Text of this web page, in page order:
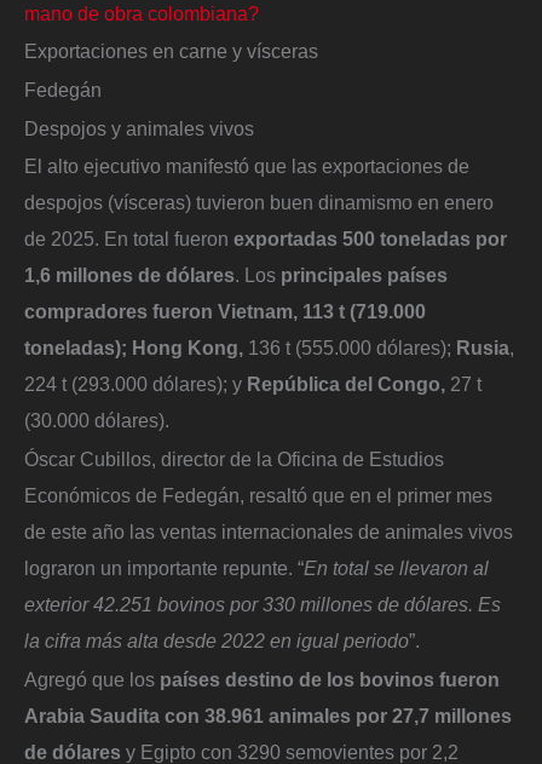
mano de obra colombiana?
Exportaciones en carne y vísceras
Fedegán
Despojos y animales vivos
El alto ejecutivo manifestó que las exportaciones de
despojos (vísceras) tuvieron buen dinamismo en enero
de 2025. En total fueron exportadas 500 toneladas por
1,6 millones de dólares. Los principales países
compradores fueron Vietnam, 113 t (719.000
toneladas); Hong Kong, 136 t (555.000 dólares); Rusia,
224 t (293.000 dólares); y República del Congo, 27 t
(30.000 dólares).
Óscar Cubillos, director de la Oficina de Estudios
Económicos de Fedegán, resaltó que en el primer mes
de este año las ventas internacionales de animales vivos
lograron un importante repunte. “En total se llevaron al
exterior 42.251 bovinos por 330 millones de dólares. Es
la cifra más alta desde 2022 en igual periodo”.
Agregó que los países destino de los bovinos fueron
Arabia Saudita con 38.961 animales por 27,7 millones
de dólares y Egipto con 3290 semovientes por 2,2